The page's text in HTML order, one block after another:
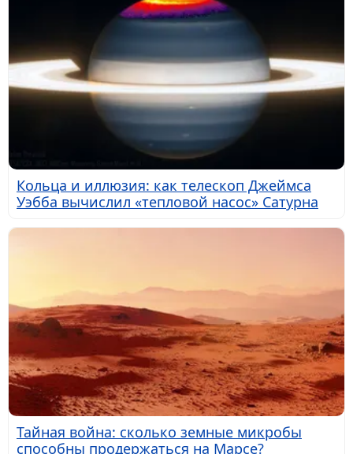
Кольца и иллюзия: как телескоп Джеймса
Уэбба вычислил «тепловой насос» Сатурна
Тайная война: сколько земные микробы
способны продержаться на Марсе?